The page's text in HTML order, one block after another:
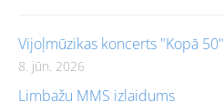
Vijoļmūzikas koncerts "Kopā 50"
8. jūn. 2026
Limbažu MMS izlaidums